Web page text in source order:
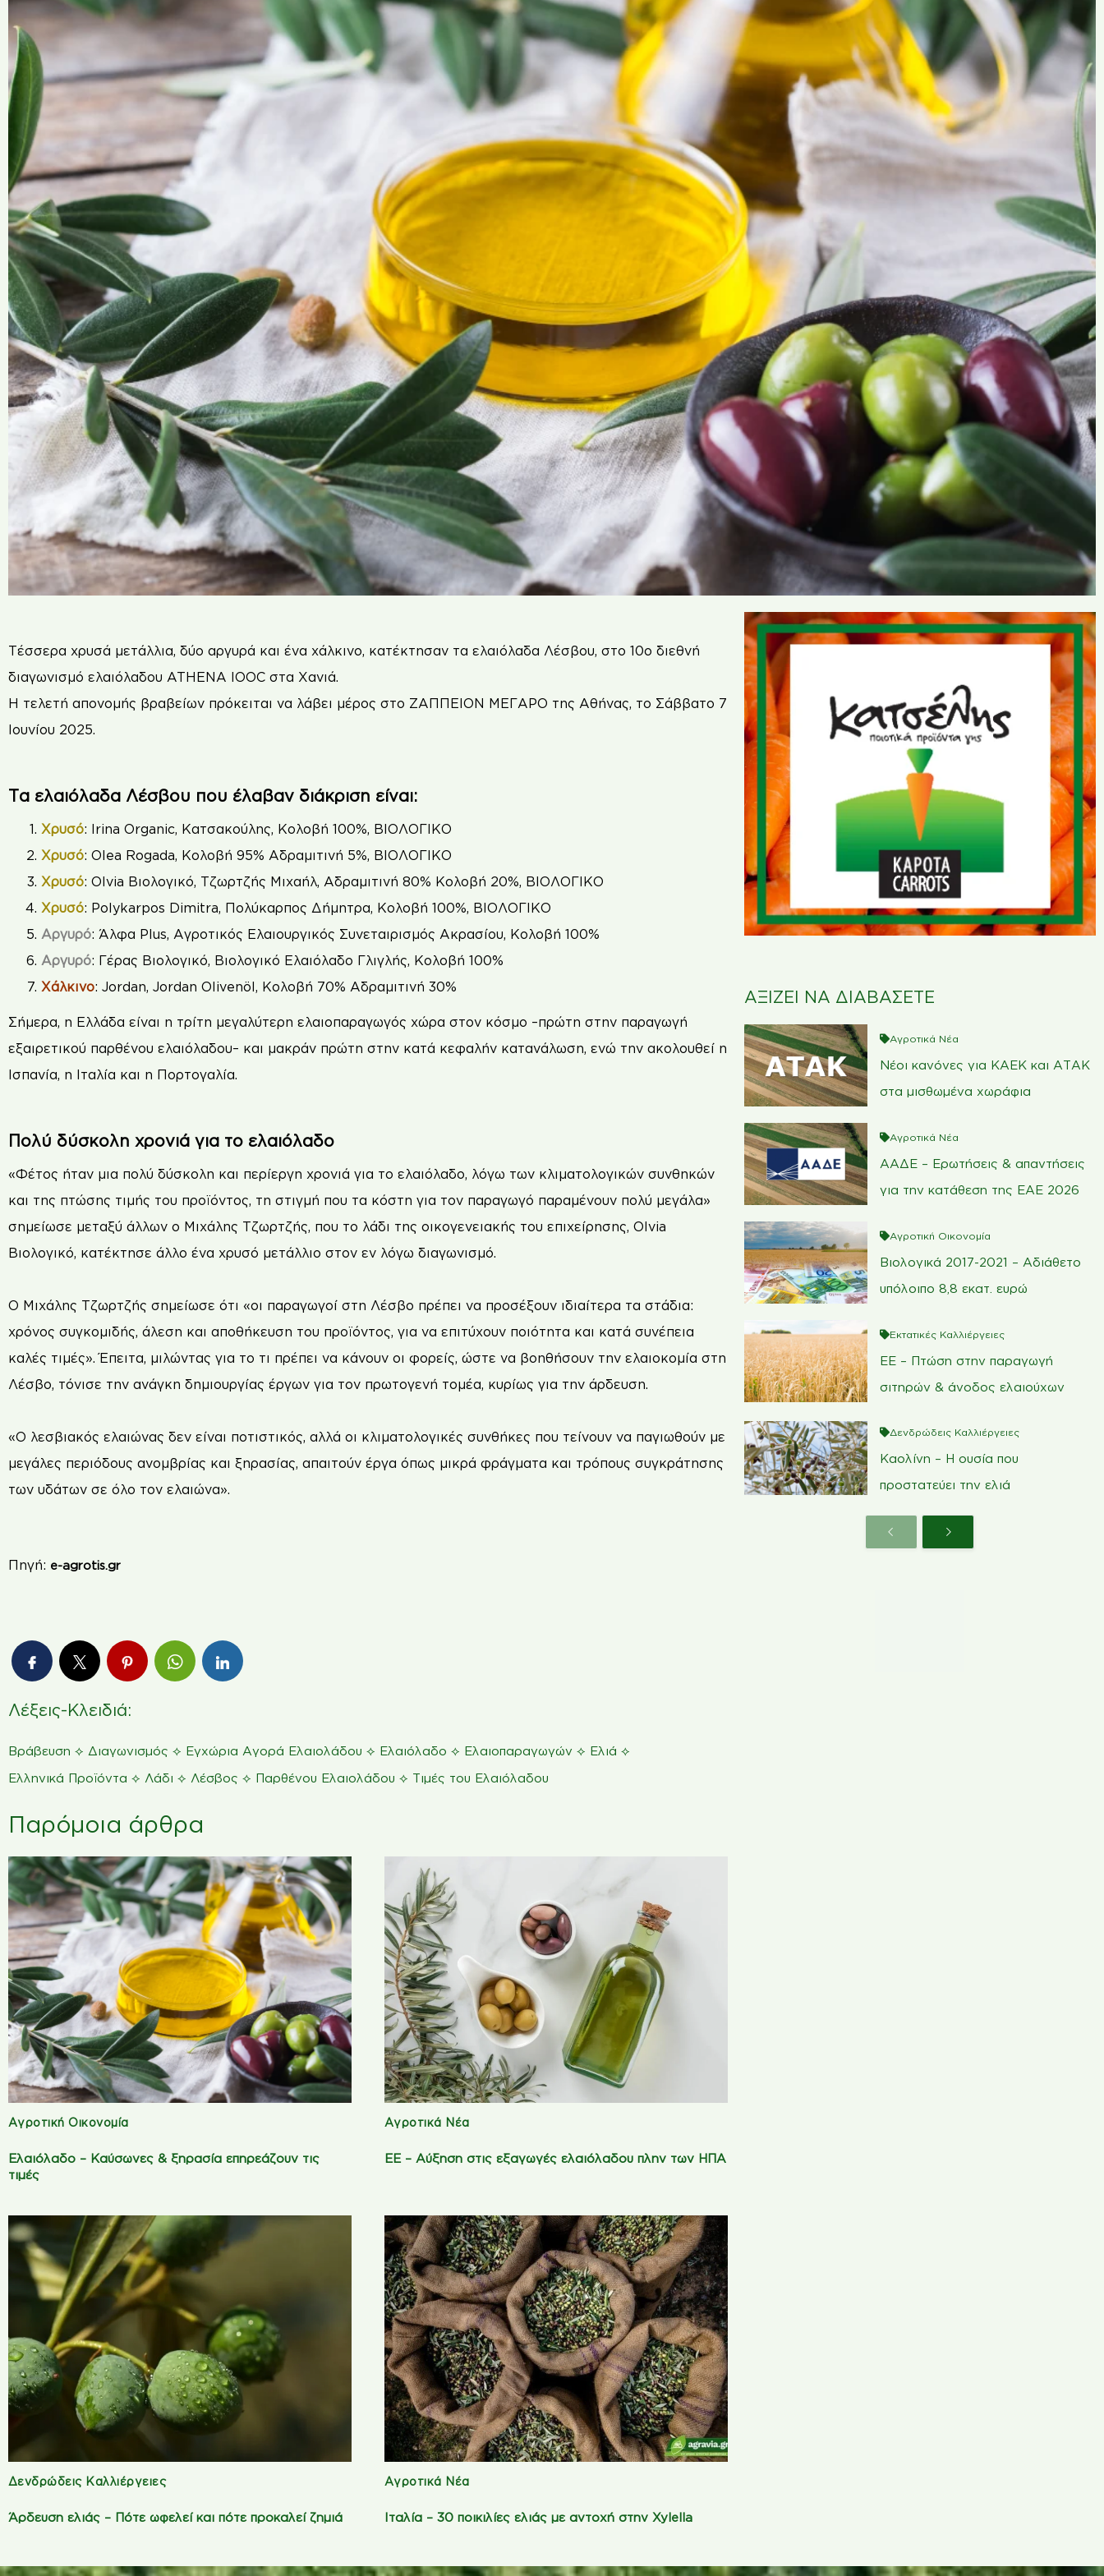
Τέσσερα χρυσά μετάλλια, δύο αργυρά και ένα χάλκινο, κατέκτησαν τα ελαιόλαδα Λέσβου, στο 10ο διεθνή
διαγωνισμό ελαιόλαδου ATHENA IOOC στα Χανιά.
Η τελετή απονομής βραβείων πρόκειται να λάβει μέρος στο ΖΑΠΠΕΙΟΝ ΜΕΓΑΡΟ της Αθήνας, το Σάββατο 7
Ιουνίου 2025.
Τα ελαιόλαδα Λέσβου που έλαβαν διάκριση είναι:
Χρυσό: Irina Organic, Κατσακούλης, Κολοβή 100%, ΒΙΟΛΟΓΙΚΟ
Χρυσό: Olea Rogada, Κολοβή 95% Αδραμιτινή 5%, ΒΙΟΛΟΓΙΚΟ
Χρυσό: Olvia Βιολογικό, Τζωρτζής Μιχαήλ, Αδραμιτινή 80% Κολοβή 20%, ΒΙΟΛΟΓΙΚΟ
Χρυσό: Polykarpos Dimitra, Πολύκαρπος Δήμητρα, Κολοβή 100%, ΒΙΟΛΟΓΙΚΟ
Αργυρό: Άλφα Plus, Αγροτικός Ελαιουργικός Συνεταιρισμός Ακρασίου, Κολοβή 100%
Αργυρό: Γέρας Βιολογικό, Βιολογικό Ελαιόλαδο Γλιγλής, Κολοβή 100%
Χάλκινο: Jordan, Jordan Olivenöl, Κολοβή 70% Αδραμιτινή 30%
Σήμερα, η Ελλάδα είναι η τρίτη μεγαλύτερη ελαιοπαραγωγός χώρα στον κόσμο –πρώτη στην παραγωγή
εξαιρετικού παρθένου ελαιόλαδου– και μακράν πρώτη στην κατά κεφαλήν κατανάλωση, ενώ την ακολουθεί η
Ισπανία, η Ιταλία και η Πορτογαλία.
Πολύ δύσκολη χρονιά για το ελαιόλαδο
«Φέτος ήταν μια πολύ δύσκολη και περίεργη χρονιά για το ελαιόλαδο, λόγω των κλιματολογικών συνθηκών
και της πτώσης τιμής του προϊόντος, τη στιγμή που τα κόστη για τον παραγωγό παραμένουν πολύ μεγάλα»
σημείωσε μεταξύ άλλων ο Μιχάλης Τζωρτζής, που το λάδι της οικογενειακής του επιχείρησης, Olvia
Βιολογικό, κατέκτησε άλλο ένα χρυσό μετάλλιο στον εν λόγω διαγωνισμό.
Ο Μιχάλης Τζωρτζής σημείωσε ότι «οι παραγωγοί στη Λέσβο πρέπει να προσέξουν ιδιαίτερα τα στάδια:
χρόνος συγκομιδής, άλεση και αποθήκευση του προϊόντος, για να επιτύχουν ποιότητα και κατά συνέπεια
καλές τιμές». Έπειτα, μιλώντας για το τι πρέπει να κάνουν οι φορείς, ώστε να βοηθήσουν την ελαιοκομία στη
Λέσβο, τόνισε την ανάγκη δημιουργίας έργων για τον πρωτογενή τομέα, κυρίως για την άρδευση.
«Ο λεσβιακός ελαιώνας δεν είναι ποτιστικός, αλλά οι κλιματολογικές συνθήκες που τείνουν να παγιωθούν με
μεγάλες περιόδους ανομβρίας και ξηρασίας, απαιτούν έργα όπως μικρά φράγματα και τρόπους συγκράτησης
των υδάτων σε όλο τον ελαιώνα».
Πηγή: e-agrotis.gr
Λέξεις-Κλειδιά:
Βράβευση ⟡ Διαγωνισμός ⟡ Εγχώρια Αγορά Ελαιολάδου ⟡ Ελαιόλαδο ⟡ Ελαιοπαραγωγών ⟡ Ελιά ⟡
Ελληνικά Προϊόντα ⟡ Λάδι ⟡ Λέσβος ⟡ Παρθένου Ελαιολάδου ⟡ Τιμές του Ελαιόλαδου
Παρόμοια άρθρα
Αγροτική Οικονομία
Ελαιόλαδο – Καύσωνες & ξηρασία επηρεάζουν τις
τιμές
Αγροτικά Νέα
ΕΕ – Αύξηση στις εξαγωγές ελαιόλαδου πλην των ΗΠΑ
Δενδρώδεις Καλλιέργειες
Άρδευση ελιάς – Πότε ωφελεί και πότε προκαλεί ζημιά
Αγροτικά Νέα
Ιταλία – 30 ποικιλίες ελιάς με αντοχή στην Xylella
ΑΞΙΖΕΙ ΝΑ ΔΙΑΒΑΣΕΤΕ
Αγροτικά Νέα
Νέοι κανόνες για ΚΑΕΚ και ΑΤΑΚ
στα μισθωμένα χωράφια
Αγροτικά Νέα
ΑΑΔΕ – Ερωτήσεις & απαντήσεις
για την κατάθεση της ΕΑΕ 2026
Αγροτική Οικονομία
Βιολογικά 2017-2021 – Αδιάθετο
υπόλοιπο 8,8 εκατ. ευρώ
Εκτατικές Καλλιέργειες
ΕΕ – Πτώση στην παραγωγή
σιτηρών & άνοδος ελαιούχων
Δενδρώδεις Καλλιέργειες
Καολίνη – Η ουσία που
προστατεύει την ελιά